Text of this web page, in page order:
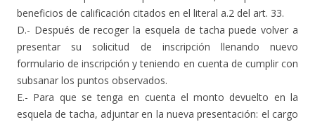
beneficios de calificación citados en el literal a.2 del art. 33.
D.- Después de recoger la esquela de tacha puede volver a
presentar su solicitud de inscripción llenando nuevo
formulario de inscripción y teniendo en cuenta de cumplir con
subsanar los puntos observados.
E.- Para que se tenga en cuenta el monto devuelto en la
esquela de tacha, adjuntar en la nueva presentación: el cargo